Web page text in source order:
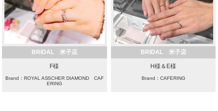
BRIDAL 米子店
F様
Brand：ROYAL ASSCHER DIAMOND CAF
ERING
BRIDAL 米子店
H様＆E様
Brand：CAFERING